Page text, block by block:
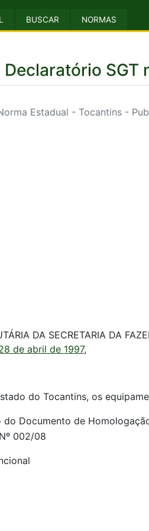
BUSCAR NORMAS
Declaratório SGT
Estadual - Tocantins -
DA SECRETARIA DA
de abril de 1997,
do Tocantins, os
do Documento de
002/08